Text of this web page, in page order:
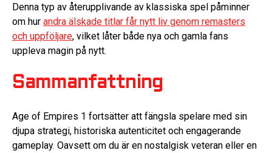
Denna typ av återupplivande av klassiska spel påminner
om hur andra älskade titlar får nytt liv genom remasters
och uppföljare, vilket låter både nya och gamla fans
uppleva magin på nytt.
Sammanfattning
Age of Empires 1 fortsätter att fängsla spelare med sin
djupa strategi, historiska autenticitet och engagerande
gameplay. Oavsett om du är en nostalgisk veteran eller en